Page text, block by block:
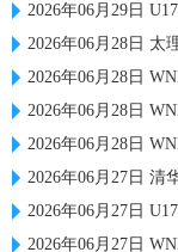
2026年06月29日 U17男
2026年06月28日 太理两
2026年06月28日
2026年06月28日
2026年06月28日
2026年06月27日 清华大
2026年06月27日 U17
2026年06月27日